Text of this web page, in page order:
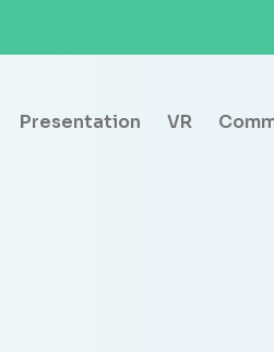
Presentation VR